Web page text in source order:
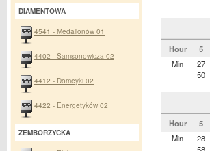
Hour 5
Min
27
50
Hour 5
Min
28
DIAMENTOWA
4541 - Medalionów 01
4402 - Samsonowicza 02
4412 - Domeyki 02
4422 - Energetyków 02
ZEMBORZYCKA